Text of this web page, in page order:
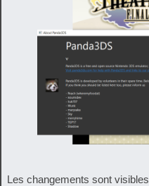
Les changements sont visibles